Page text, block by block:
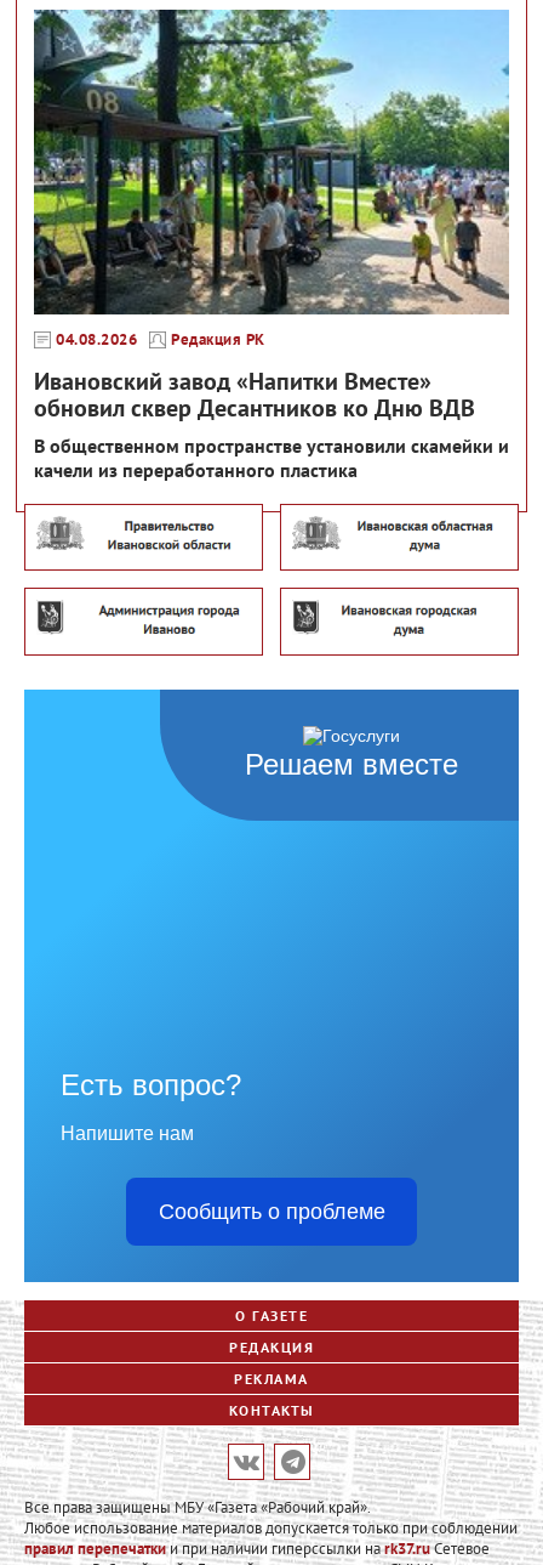
04.08.2026 Редакция РК
Ивановский завод «Напитки Вместе»
обновил сквер Десантников ко Дню ВДВ
В общественном пространстве установили скамейки и
качели из переработанного пластика
Решаем вместе
Есть вопрос?
Напишите нам
Сообщить о проблеме
О ГАЗЕТЕ
РЕДАКЦИЯ
РЕКЛАМА
КОНТАКТЫ
Все права защищены МБУ «Газета «Рабочий край».
Любое использование материалов допускается только при соблюдении
правил перепечаткии при наличии гиперссылки наrk37.ruСетевое